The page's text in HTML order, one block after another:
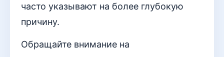
часто указывают на более глубокую
причину.
Обращайте внимание на